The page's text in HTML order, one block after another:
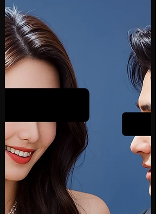
名古屋錦のKEA不動産です。 短い時間で読
めるよう店舗物件や夜の街にまつわる良いも
悪いも含めてぶっちゃけブログで皆様にとっ
て有益な情報をお届けします。 2024年5
月、東京・新宿のタワーマンションで、25
歳の女性が殺害されるという痛ましい事件が
起きました。被害者は元ガール...